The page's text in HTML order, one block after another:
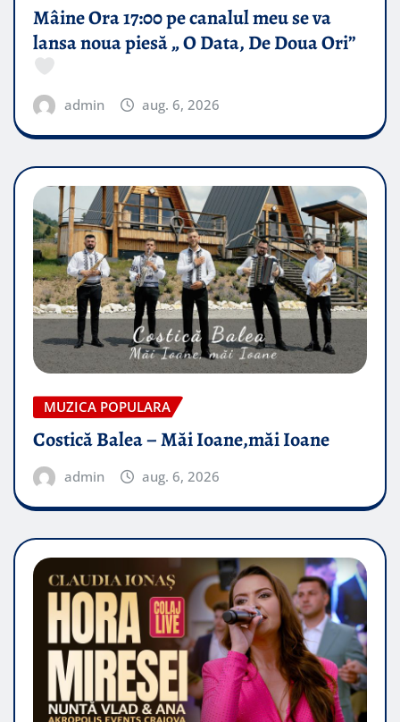
Mâine Ora 17:00 pe canalul meu se va
lansa noua piesă „ O Data, De Doua Ori”
admin aug. 6, 2026
MUZICA POPULARA
Costică Balea – Măi Ioane,măi Ioane
admin aug. 6, 2026